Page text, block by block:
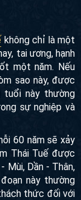
không chỉ là một
tai ương, hạnh
một năm. Nếu
sao này, được
tuổi này thường
sự nghiệp và
60 năm sẽ xảy
Thái Tuế được
Mùi, Dần - Thân,
này thường
thức đối với